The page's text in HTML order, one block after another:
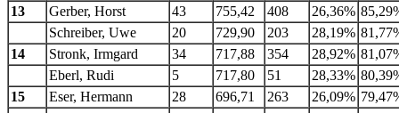
13
Gerber, Horst 43 755,42 408 26,36%
Schreiber, Uwe
20 729,90 203 28,19%
14
Stronk, Irmgard 34 717,88 354 28,92%
Eberl, Rudi
5 717,80 51 28,33%
15
Eser, Hermann 28 696,71 263 26,09%